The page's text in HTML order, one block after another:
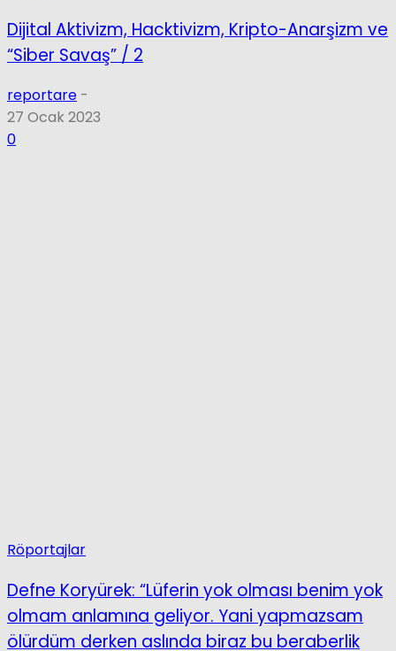
Dijital Aktivizm, Hacktivizm, Kripto-Anarşizm ve
“Siber Savaş” / 2
reportare -
27 Ocak 2023
0
Röportajlar
Defne Koryürek: “Lüferin yok olması benim yok
olmam anlamına geliyor. Yani yapmazsam
ölürdüm derken aslında biraz bu beraberlik